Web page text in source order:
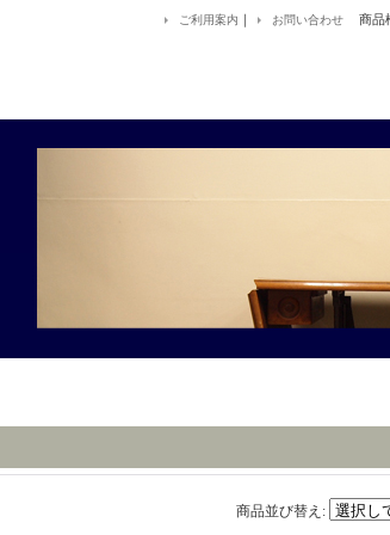
ご利用案内 ｜ お問い合わせ 商品
商品並び替え :